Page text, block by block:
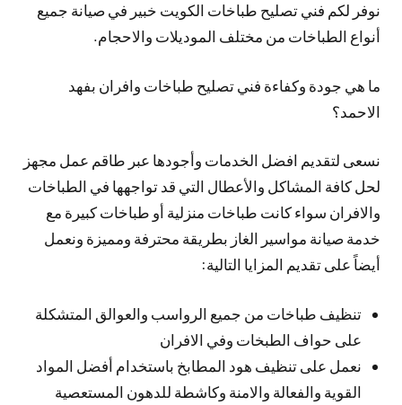
نوفر لكم فني تصليح طباخات الكويت خبير في صيانة جميع
أنواع الطباخات من مختلف الموديلات والاحجام.
ما هي جودة وكفاءة فني تصليح طباخات وافران بفهد
الاحمد؟
نسعى لتقديم افضل الخدمات وأجودها عبر طاقم عمل مجهز
لحل كافة المشاكل والأعطال التي قد تواجهها في الطباخات
والافران سواء كانت طباخات منزلية أو طباخات كبيرة مع
خدمة صيانة مواسير الغاز بطريقة محترفة ومميزة ونعمل
أيضاً على تقديم المزايا التالية:
تنظيف طباخات من جميع الرواسب والعوالق المتشكلة
على حواف الطبخات وفي الافران
نعمل على تنظيف هود المطابخ باستخدام أفضل المواد
القوية والفعالة والامنة وكاشطة للدهون المستعصية